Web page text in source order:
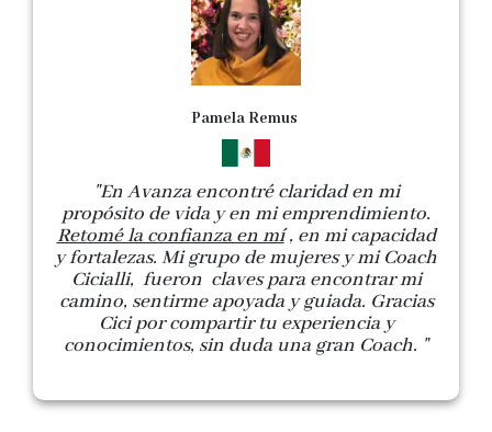
Pamela Remus
"En Avanza encontré claridad en mi
propósito de vida y en mi emprendimiento.
Retomé la confianza en mí, en mi capacidad
y fortalezas. Mi grupo de mujeres y mi Coach
Cicialli, fueron claves para encontrar mi
camino, sentirme apoyada y guiada. Gracias
Cici por compartir tu experiencia y
conocimientos, sin duda una gran Coach. "